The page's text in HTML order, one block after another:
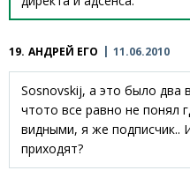
19. АНДРЕЙ ЕГО 11.06.2010
Sosnovskij, а это было два
чтото все равно не понял
видными, я же подписчик..
приходят?